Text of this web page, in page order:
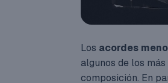
Los acordes
algunos de los
composición. En